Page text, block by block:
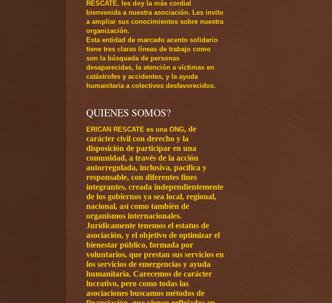
RESCATE, les doy la más cordial
bienvenida a nuestra asociación. Les invito
a ampliar sus conocimientos sobre nuestra
organización.
Esta entidad de marcado acento solidario
tiene tres claras líneas de trabajo como
son la búsqueda de personas
desaparecidas, la atención a víctimas en
catástrofes y accidentes, y la ayuda
humanitaria a colectivos desfavorecidos.
QUIENES SOMOS?
ERICAN RESCATE es una ONG, de
carácter civil con derecho y la
disposición de participar en una
comunidad, a través de la acción
autorregulada, inclusiva, pacífica y
responsable, con diferentes fines
integrantes, creada independientemente
de los gobiernos ya sea local, regional,
nacional, así como también de
organismos internacionales.
Jurídicamente tenemos el estatus de
asociación, y el objetivo de optimizar el
bienestar público, formada por
voluntarios, que prestan sus servicios en
los servicios de emergencias y ayuda
humanitaria. Carecemos de carácter
lucrativo, pero como todas las
asociaciones buscamos métodos de